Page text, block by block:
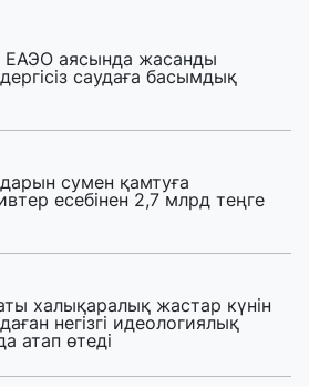
ЕАЭО аясында жасанды
саудаға басымдық
сумен қамтуға
есебінен 2,7 млрд теңге
халықаралық жастар күнін
негізгі идеологиялық
атап өтеді